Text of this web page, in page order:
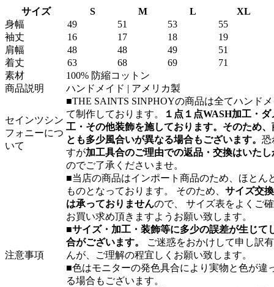
サイズ S M L
XL
身幅
49 51 53
55
袖丈
16 17 18
19
肩幅
48 48 49
51
着丈
63 68 69
71
素材
100% 防縮コットン
商品説明
ハンドメイド | アメリカ製
セインツシン
フォニーにつ
いて
■THE SAINTS SINPHOYの商品は全てハンド
て制作しております。
１点１点WASH加工・
工・その他装飾を施しております。そのため、
とも多少風合いが異なる場合もございます。 恐
すが加工具合のご理由での返品・交換はいた
のでご了承くださいませ。
注意事項
■当店の商品はインポート商品のため、ほとん
ものとなっております。 そのため、 サイズ交
は承っておりませんので、 サイズ表をよくご
お買い求め頂きますようお願い致します。
■サイズ・加工・装飾等に多少の誤差が生じて
合がございます。
ご迷惑をおかけして申し訳
んが、ご理解の程宜しくお願い致します。
■色はモニターの発色具合により実物と色が違
る場合もございます。